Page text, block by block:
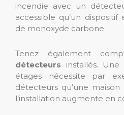
incendie avec un
accessible qu’un
de monoxyde carbone.
Tenez également
détecteurs installés.
étages nécessite par
détecteurs qu’une
l’installation augmente en